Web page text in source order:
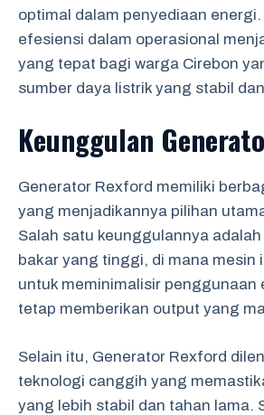
optimal dalam penyediaan
efesiensi dalam operasional
yang tepat bagi warga Cirebon
sumber daya listrik yang stabil
Keunggulan
Generator Rexford memiliki
yang menjadikannya pilihan
Salah satu keunggulannya
bakar yang tinggi, di mana mesin
untuk meminimalisir penggunaan
tetap memberikan output yang
Selain itu, Generator Rexford
teknologi canggih yang
yang lebih stabil dan tahan lama.